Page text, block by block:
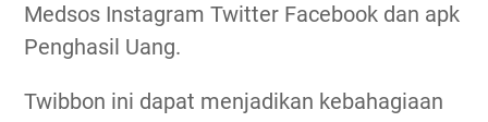
Medsos Instagram Twitter Facebook dan apk
Penghasil Uang.
Twibbon ini dapat menjadikan kebahagiaan